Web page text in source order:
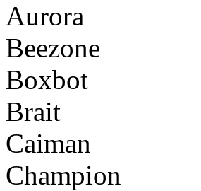
Aurora
Beezone
Boxbot
Brait
Caiman
Champion